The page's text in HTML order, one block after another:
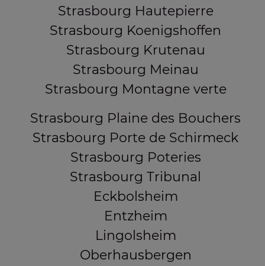
Strasbourg Hautepierre
Strasbourg Koenigshoffen
Strasbourg Krutenau
Strasbourg Meinau
Strasbourg Montagne verte
Strasbourg Plaine des Bouchers
Strasbourg Porte de Schirmeck
Strasbourg Poteries
Strasbourg Tribunal
Eckbolsheim
Entzheim
Lingolsheim
Oberhausbergen